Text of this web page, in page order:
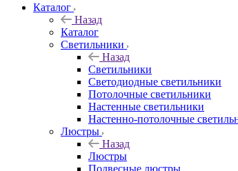
Каталог
Назад
Каталог
Светильники
Назад
Светильники
Светодиодные светильники
Потолочные светильники
Настенные светильники
Настенно-потолочные
Люстры
Назад
Люстры
Подвесные люстры